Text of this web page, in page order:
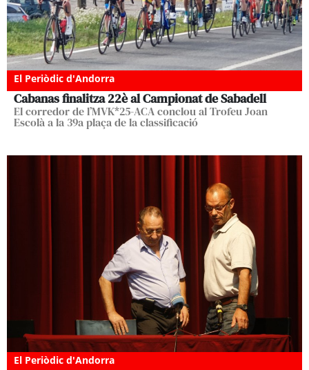
El Periòdic d'Andorra
Cabanas finalitza 22è al Campionat de Sabadell
El corredor de l’MVK*25-ACA conclou al Trofeu Joan
Escolà a la 39a plaça de la classificació
El Periòdic d'Andorra